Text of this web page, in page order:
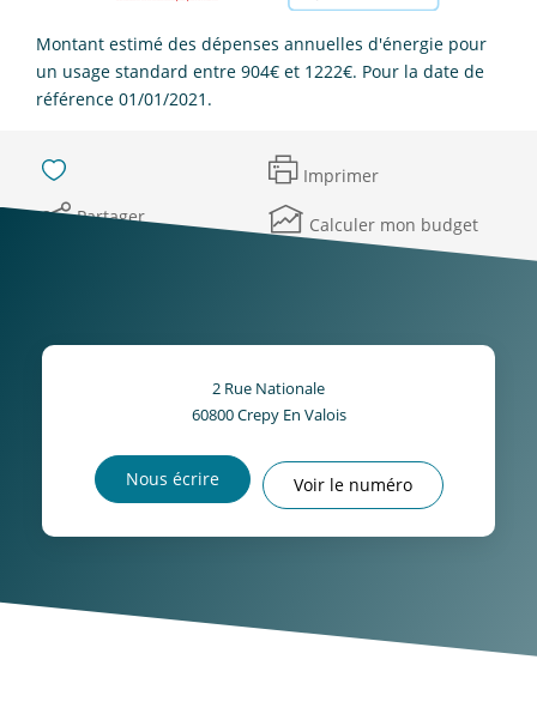
Montant estimé des dépenses annuelles d'énergie pour
un usage standard entre 904€ et 1222€. Pour la date de
référence 01/01/2021.
Imprimer
Partager
Calculer mon budget
2 Rue Nationale
60800Crepy En Valois
Nous écrire Voir le numéro